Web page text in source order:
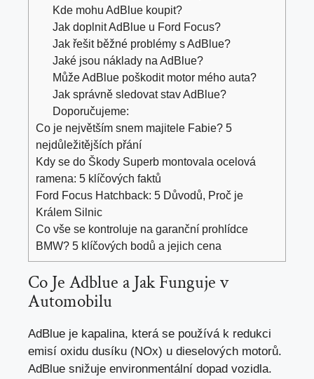
Kde mohu AdBlue koupit?
Jak doplnit AdBlue u Ford Focus?
Jak řešit běžné problémy s AdBlue?
Jaké jsou náklady na AdBlue?
Může AdBlue poškodit motor mého auta?
Jak správně sledovat stav AdBlue?
Doporučujeme:
Co je největším snem majitele Fabie? 5
nejdůležitějších přání
Kdy se do Škody Superb montovala ocelová
ramena: 5 klíčových faktů
Ford Focus Hatchback: 5 Důvodů, Proč je
Králem Silnic
Co vše se kontroluje na garanční prohlídce
BMW? 5 klíčových bodů a jejich cena
Co Je Adblue a Jak Funguje v
Automobilu
AdBlue je kapalina, která se používá k redukci
emisí oxidu dusíku (NOx) u dieselových motorů.
AdBlue snižuje environmentální dopad vozidla.